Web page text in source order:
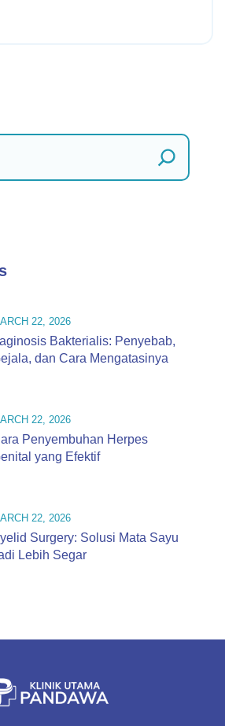
22, 2026
Bakterialis: Penyebab,
dan Cara Mengatasinya
22, 2026
Penyembuhan Herpes
yang Efektif
22, 2026
Surgery: Solusi Mata Sayu
Lebih Segar